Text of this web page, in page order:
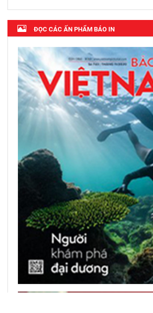
ĐỌC CÁC ẤN PHẨM BÁO IN